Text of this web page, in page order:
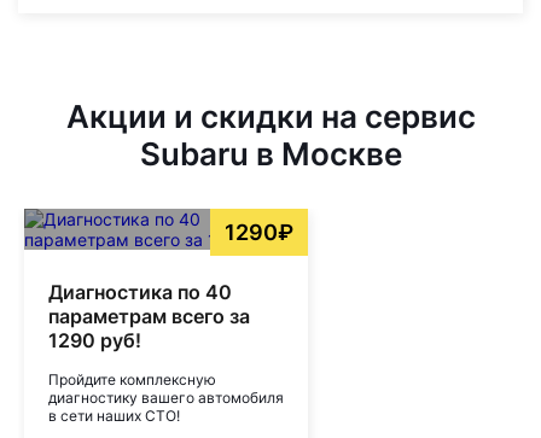
Акции и скидки на сервис
Subaru в Москве
1290₽
Диагностика по 40
параметрам всего за
1290 руб!
Пройдите комплексную
диагностику вашего автомобиля
в сети наших СТО!